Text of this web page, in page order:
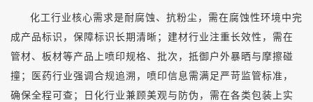
化工行业核心需求是耐腐蚀、抗粉尘，需在腐蚀性环境中完
成产品标识，保障标识长期清晰；建材行业注重长效性，需在
管材、板材等产品上喷印规格、批次，抵御户外暴晒与摩擦碰
撞；医药行业强调合规追溯，喷印信息需满足严苛监管标准，
确保全程可查；日化行业兼顾美观与防伪，需在各类包装上实